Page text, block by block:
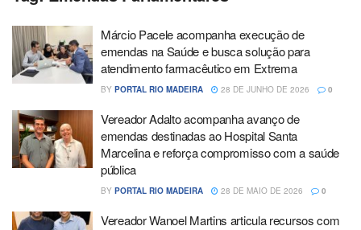
Márcio Pacele acompanha execução de
emendas na Saúde e busca solução para
atendimento farmacêutico em Extrema
BY PORTAL RIO MADEIRA 28 DE JUNHO DE 2026 0
Vereador Adalto acompanha avanço de
emendas destinadas ao Hospital Santa
Marcelina e reforça compromisso com a saúde
pública
BY PORTAL RIO MADEIRA 28 DE MAIO DE 2026 0
Vereador Wanoel Martins articula recursos com